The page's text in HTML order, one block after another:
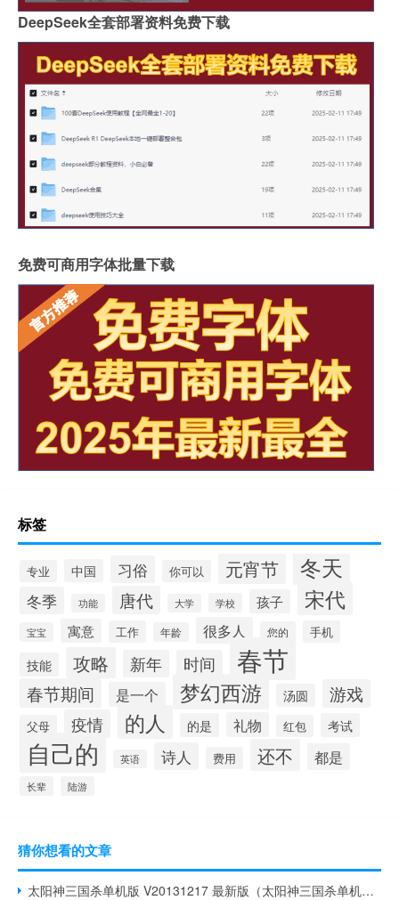
DeepSeek全套部署资料免费下载
免费可商用字体批量下载
标签
专业 中国 习俗 你可以 元宵节 冬天
冬季 功能 唐代 大学 学校 孩子 宋代
宝宝 寓意 工作 年龄 很多人 您的 手机
技能 攻略 新年 时间 春节
春节期间 是一个 梦幻西游 汤圆 游戏
父母 疫情 的人 的是 礼物 红包 考试
自己的 英语 诗人 费用 还不 都是
长辈 陆游
猜你想看的文章
太阳神三国杀单机版 V20131217 最新版（太阳神三国杀单机版 V20131217 最新版功能简介）